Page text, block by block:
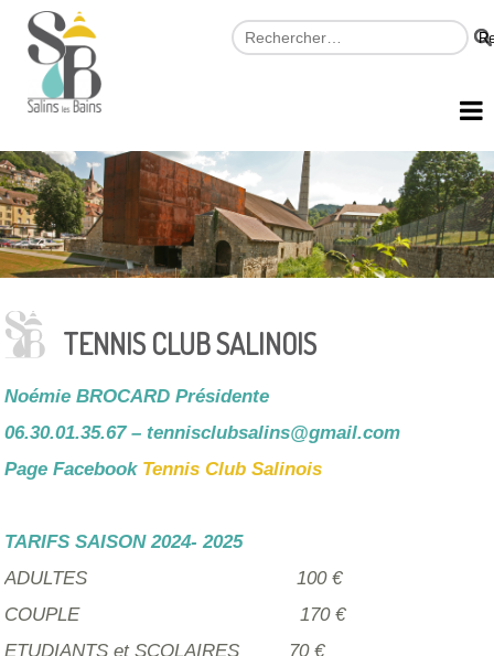
TENNIS CLUB SALINOIS
Noémie BROCARD Présidente
06.30.01.35.67 –tennisclubsalins@gmail.com
Page Facebook Tennis Club Salinois
TARIFS SAISON 2024- 2025
ADULTES 100 €
COUPLE 170 €
ETUDIANTS et SCOLAIRES 70 €